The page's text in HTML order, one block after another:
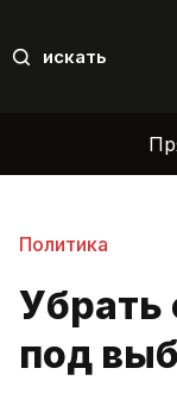
искать
Политика
Убрать
под